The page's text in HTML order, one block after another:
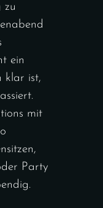
zu
ein
klar ist,
mit
Party